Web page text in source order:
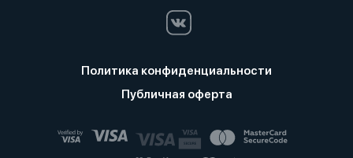
Политика конфиденциальности
Публичная оферта